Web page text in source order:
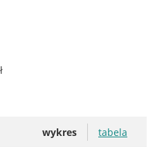
wykres tabela